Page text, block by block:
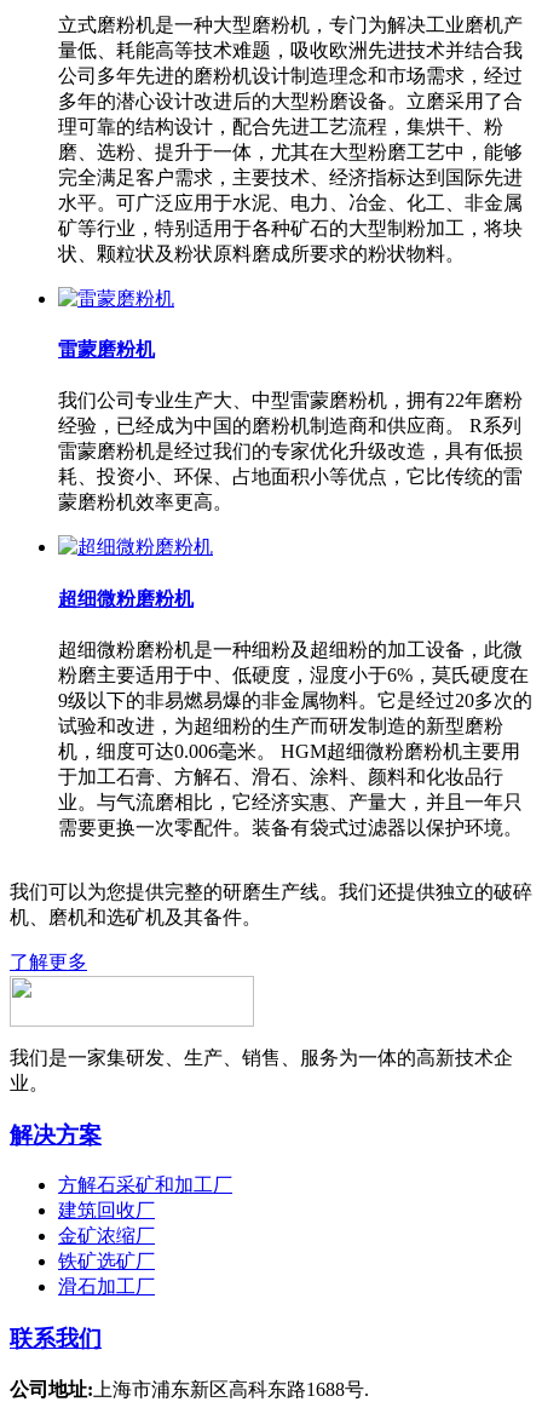
立式磨粉机是一种大型磨粉机，专门为解决工业磨机产
量低、耗能高等技术难题，吸收欧洲先进技术并结合我
公司多年先进的磨粉机设计制造理念和市场需求，经过
多年的潜心设计改进后的大型粉磨设备。立磨采用了合
理可靠的结构设计，配合先进工艺流程，集烘干、粉
磨、选粉、提升于一体，尤其在大型粉磨工艺中，能够
完全满足客户需求，主要技术、经济指标达到国际先进
水平。可广泛应用于水泥、电力、冶金、化工、非金属
矿等行业，特别适用于各种矿石的大型制粉加工，将块
状、颗粒状及粉状原料磨成所要求的粉状物料。
雷蒙磨粉机
我们公司专业生产大、中型雷蒙磨粉机，拥有22年磨粉
经验，已经成为中国的磨粉机制造商和供应商。 R系列
雷蒙磨粉机是经过我们的专家优化升级改造，具有低损
耗、投资小、环保、占地面积小等优点，它比传统的雷
蒙磨粉机效率更高。
超细微粉磨粉机
超细微粉磨粉机是一种细粉及超细粉的加工设备，此微
粉磨主要适用于中、低硬度，湿度小于6%，莫氏硬度在
9级以下的非易燃易爆的非金属物料。它是经过20多次的
试验和改进，为超细粉的生产而研发制造的新型磨粉
机，细度可达0.006毫米。 HGM超细微粉磨粉机主要用
于加工石膏、方解石、滑石、涂料、颜料和化妆品行
业。与气流磨相比，它经济实惠、产量大，并且一年只
需要更换一次零配件。装备有袋式过滤器以保护环境。
我们可以为您提供完整的研磨生产线。我们还提供独立的破碎
机、磨机和选矿机及其备件。
了解更多
我们是一家集研发、生产、销售、服务为一体的高新技术企
业。
解决方案
方解石采矿和加工厂
建筑回收厂
金矿浓缩厂
铁矿选矿厂
滑石加工厂
联系我们
公司地址: 上海市浦东新区高科东路1688号.